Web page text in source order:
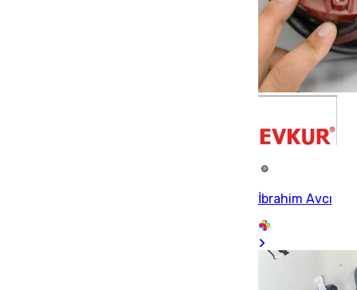
İbrahim Avcı